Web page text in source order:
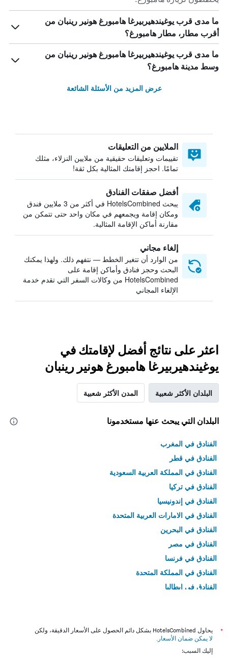
ما مدى قرب يوغيندهيربيرغا هامبورغ هونير رينبان من
أقرب مطار، مطار هامبورغ؟
ما مدى قرب يوغيندهيربيرغا هامبورغ هونير رينبان من
وسط مدينة هامبورغ؟
عرض المزيد من الأسئلة الشائعة
الملايين من التعليقات
تقييمات وتعليقات حقيقية من ملايين النزلاء، مثلك
تمامًا. احجز إقامتك المثالية بكل ثقة!
أفضل صفقات الفنادق
يبحث HotelsCombined في أكثر من 3 ملايين فندق
ومكان إقامة ويجمعهم في مكان واحد حتى تتمكن من
مقارنة أماكن الإقامة المثالية.
إلغاء مجاني
من الوارد أن تتغير الخطط — نتفهم ذلك. ولهذا يمكنك
البحث وحجز فنادق وأماكن إقامة على
HotelsCombined من وكالات السفر التي تقدم خدمة
الإلغاء المجاني
اعثر على نتائج أفضل لإقامتك في
يوغيندهيربيرغا هامبورغ هونير رينبان
البلدان الأكثر شعبية المدن الأكثر شعبية
البلدان التي يبحث عنها مستخدمونا
الفنادق في المغرب
الفنادق في قطر
الفنادق في المملكة العربية السعودية
الفنادق في تركيا
الفنادق في إندونيسيا
الفنادق في الامارات العربية المتحدة
الفنادق في البحرين
الفنادق في مصر
الفنادق في فرنسا
الفنادق في المملكة المتحدة
الفنادق في إيطاليا
*
يحاول HotelsCombined بشكل دائم الحصول على الأسعار الدقيقة، ولكن
لا يمكن ضمان الأسعار .
إليك السبب: